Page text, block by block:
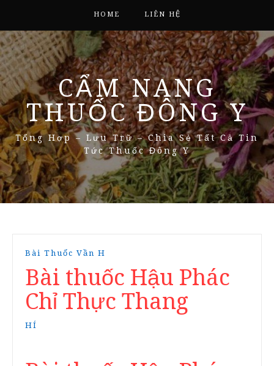
HOME LIÊN HỆ
CẨM NANG
THUỐC ĐÔNG Y
Tổng Hợp – Lưu Trữ – Chia Sẻ Tất Cả Tin
Tức Thuốc Đông Y
Bài Thuốc Vần H
Bài thuốc Hậu Phác
Chỉ Thực Thang
HÍ